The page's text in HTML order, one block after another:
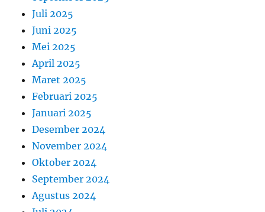
Juli 2025
Juni 2025
Mei 2025
April 2025
Maret 2025
Februari 2025
Januari 2025
Desember 2024
November 2024
Oktober 2024
September 2024
Agustus 2024